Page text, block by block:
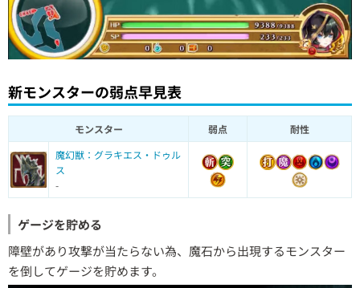
新モンスターの弱点早見表
モンスター 弱点
耐性
魔幻獣：グラキエス・ドゥル
ス
-
ゲージを貯める
障壁があり攻撃が当たらない為、魔石から出現するモンスター
を倒してゲージを貯めます。